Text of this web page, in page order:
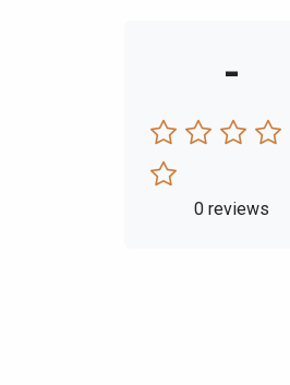
-
0 reviews